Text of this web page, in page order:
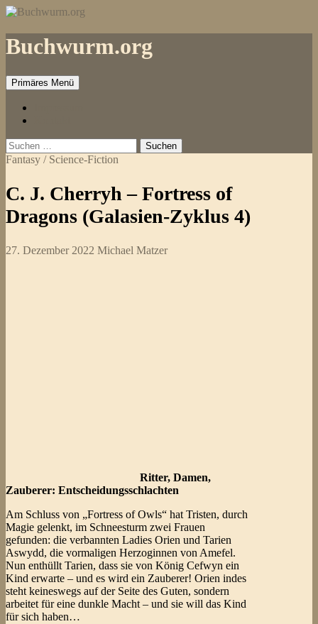
Zum
springen
Buchwurm.org
Primäres Menü
Suchen
nach:
Fantasy / Science-Fiction
C. J. Cherryh – Fortress of
Dragons (Galasien-Zyklus 4)
27. Dezember 2022 Michael Matzer
Ritter, Damen,
Zauberer: Entscheidungsschlachten
Am Schluss von „Fortress of Owls“ hat Tristen, durch
Magie gelenkt, im Schneesturm zwei Frauen
gefunden: die verbannten Ladies Orien und Tarien
Aswydd, die vormaligen Herzoginnen von Amefel.
Nun enthüllt Tarien, dass sie von König Cefwyn ein
Kind erwarte – und es wird ein Zauberer! Orien indes
steht keineswegs auf der Seite des Guten, sondern
arbeitet für eine dunkle Macht – und sie will das Kind
für sich haben…